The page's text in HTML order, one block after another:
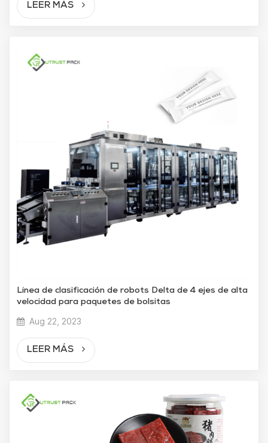
LEER MÁS
Línea de clasificación de robots Delta de 4 ejes de alta
velocidad para paquetes de bolsitas
Aug 22, 2023
LEER MÁS